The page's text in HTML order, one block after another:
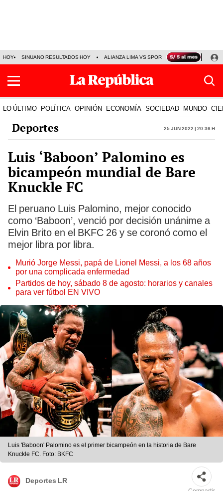
HOY SINUANO RESULTADOS HOY ALIANZA LIMA VS SPORT BOYS JORGE
LO ÚLTIMO POLÍTICA OPINIÓN ECONOMÍA SOCIEDAD MUNDO
Deportes 25 Jun 2022 | 20:36 h
Luis ‘Baboon’ Palomino es
bicampeón mundial de Bare
Knuckle FC
El peruano Luis Palomino, mejor conocido
como ‘Baboon’, venció por decisión unánime a
Elvin Brito en el BKFC 26 y se coronó como el
mejor libra por libra.
Murió Jorge Messi, papá de Lionel Messi, a los 68 años
por una complicada enfermedad
Partidos de hoy, sábado 8 de agosto: horarios y canales
para ver fútbol EN VIVO
Luis 'Baboon' Palomino es el primer bicampeón en la historia de Bare
Knuckle FC. Foto: BKFC
Deportes LR